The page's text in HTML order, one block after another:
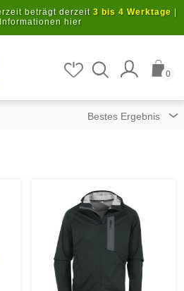
beträgt derzeit 3 bis 4 Werktage
hier
0